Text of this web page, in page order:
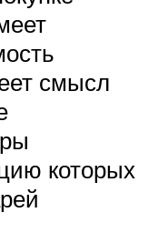
смысл
которых